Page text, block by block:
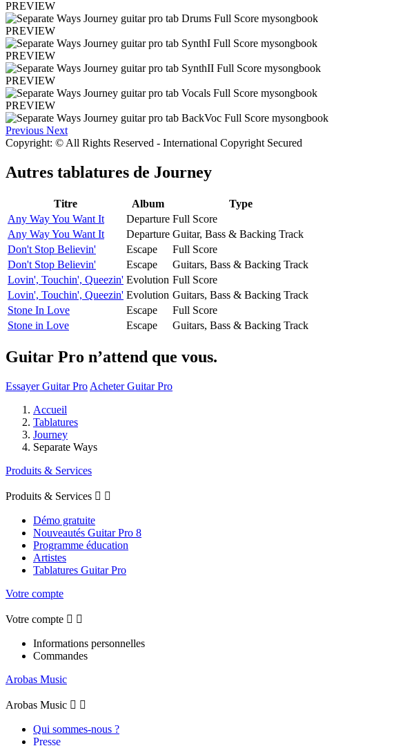
PREVIEW
PREVIEW
PREVIEW
PREVIEW
PREVIEW
Previous Next
Copyright: © All Rights Reserved - International Copyright Secured
Autres tablatures de Journey
Titre Album
Type
Any Way You Want It
Departure Full Score
Any Way You Want It
Departure Guitar, Bass & Backing Track
Don't Stop Believin'
Escape
Full Score
Don't Stop Believin'
Escape
Guitars, Bass & Backing Track
Lovin', Touchin', Queezin' Evolution Full Score
Lovin', Touchin', Queezin' Evolution Guitars, Bass & Backing Track
Stone In Love
Escape
Full Score
Stone in Love
Escape Guitars, Bass & Backing Track
Guitar Pro n’attend que vous.
Essayer Guitar Pro Acheter Guitar Pro
Accueil
Tablatures
Journey
Separate Ways
Produits & Services
Produits & Services  
Démo gratuite
Nouveautés Guitar Pro 8
Programme éducation
Artistes
Tablatures Guitar Pro
Votre compte
Votre compte  
Informations personnelles
Commandes
Arobas Music
Arobas Music  
Qui sommes-nous ?
Presse